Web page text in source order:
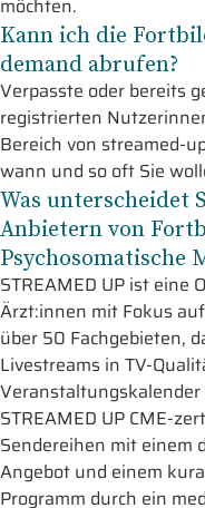
möchten.
Kann ich die
demand abrufen?
Verpasste oder bereits
registrierten
Bereich von streamed-
wann und so oft Sie
Was unterscheidet
Anbietern von
Psychosomatische
STREAMED UP ist
Ärzt:innen mit Fokus
über 50 Fachgebieten,
Livestreams in TV-
STREAMED UP CME-
Sendereihen mit einem
Angebot und einem
Programm durch ein